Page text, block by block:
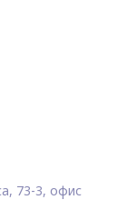
73-3, офис